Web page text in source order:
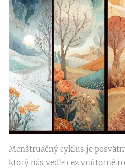
Menštruačný cyklus je
ktorý nás vedie cez vnútorné